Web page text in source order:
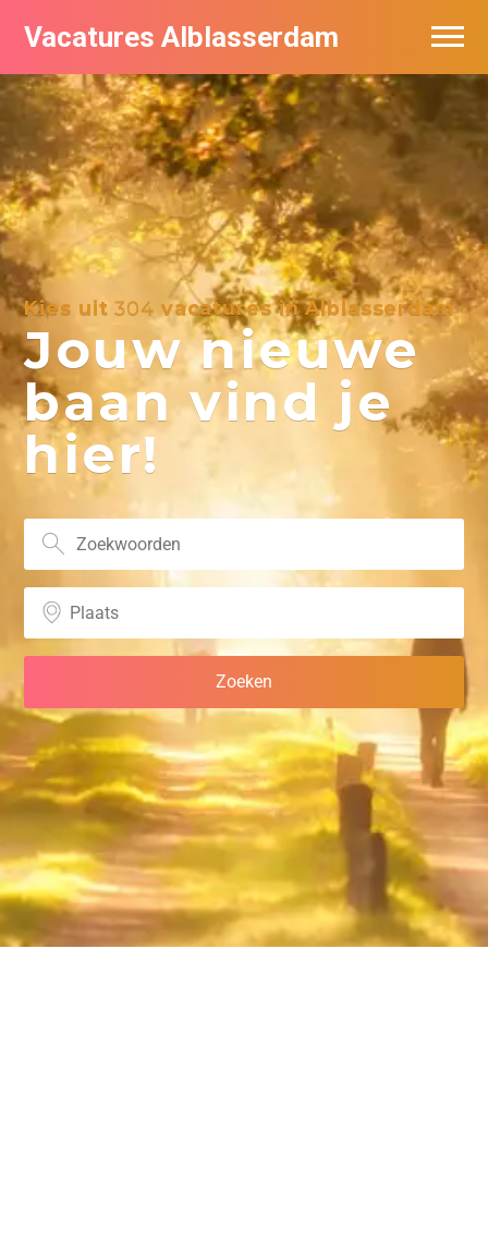
Vacatures Alblasserdam
Kies uit304 vacatures in Alblasserdam
Jouw nieuwe
baan vind je
hier!
Vacatures per bedrijf in Alblasserdam
De populairste vacatures in Alblasserdam